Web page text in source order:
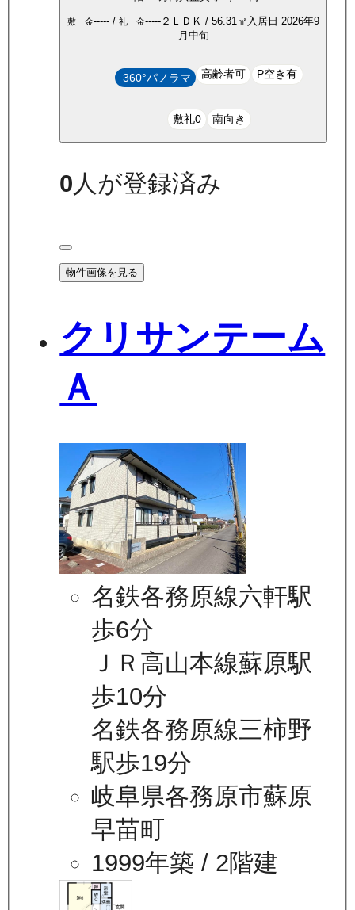
敷 金----- / 礼 金----- ２ＬＤＫ / 56.31 ㎡ 入居日 2026年9
月中旬
360°パノラマ 高齢者可 P空き有
敷礼0 南向き
0 人が登録済み
物件画像を見る
クリサンテーム
Ａ
名鉄各務原線六軒駅
歩6分
ＪＲ高山本線蘇原駅
歩10分
名鉄各務原線三柿野
駅歩19分
岐阜県各務原市蘇原
早苗町
1999年築 / 2階建